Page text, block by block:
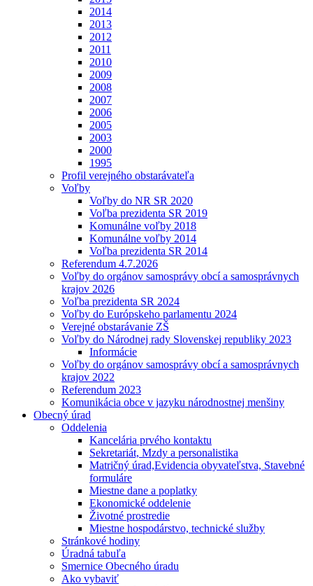
2014
2013
2012
2011
2010
2009
2008
2007
2006
2005
2003
2000
1995
Profil verejného obstarávateľa
Voľby
Voľby do NR SR 2020
Voľba prezidenta SR 2019
Komunálne voľby 2018
Komunálne voľby 2014
Voľba prezidenta SR 2014
Referendum 4.7.2026
Voľby do orgánov samosprávy obcí a samosprávnych
krajov 2026
Voľba prezidenta SR 2024
Voľby do Európskeho parlamentu 2024
Verejné obstarávanie ZŠ
Voľby do Národnej rady Slovenskej republiky 2023
Informácie
Voľby do orgánov samosprávy obcí a samosprávnych
krajov 2022
Referendum 2023
Komunikácia obce v jazyku národnostnej menšiny
Obecný úrad
Oddelenia
Kancelária prvého kontaktu
Sekretariát, Mzdy a personalistika
Matričný úrad,Evidencia obyvateľstva, Stavebné
formuláre
Miestne dane a poplatky
Ekonomické oddelenie
Životné prostredie
Miestne hospodárstvo, technické služby
Stránkové hodiny
Úradná tabuľa
Smernice Obecného úradu
Ako vybaviť